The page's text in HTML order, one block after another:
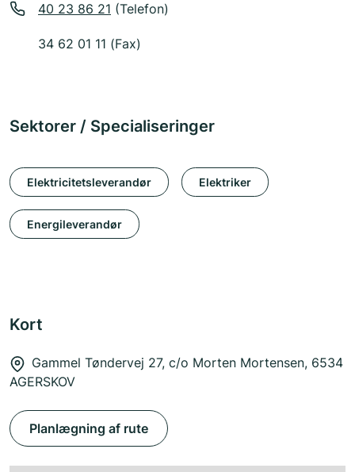
40 23 86 21 (Telefon)
34 62 01 11 (Fax)
Sektorer / Specialiseringer
Elektricitetsleverandør Elektriker
Energileverandør
Kort
Gammel Tøndervej 27, c/o Morten Mortensen, 6534
AGERSKOV
Planlægning af rute